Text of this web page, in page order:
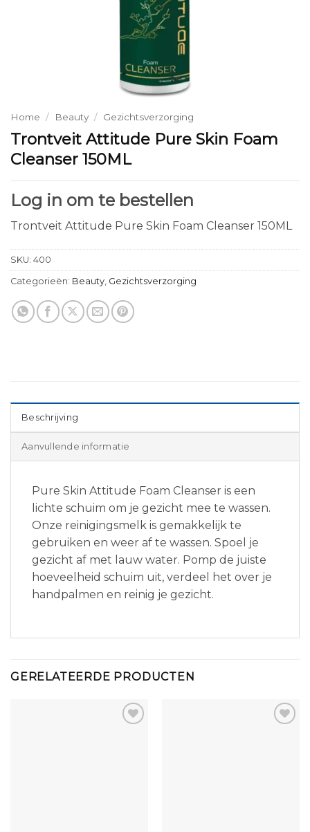
Home / Beauty / Gezichtsverzorging
Trontveit Attitude Pure Skin Foam
Cleanser 150ML
Log in om te bestellen
Trontveit Attitude Pure Skin Foam Cleanser 150ML
SKU: 400
Categorieën: Beauty Gezichtsverzorging
Beschrijving
Aanvullende informatie
Pure Skin Attitude Foam Cleanser is een
lichte schuim om je gezicht mee te wassen.
Onze reinigingsmelk is gemakkelijk te
gebruiken en weer af te wassen. Spoel je
gezicht af met lauw water. Pomp de juiste
hoeveelheid schuim uit, verdeel het over je
handpalmen en reinig je gezicht.
GERELATEERDE PRODUCTEN